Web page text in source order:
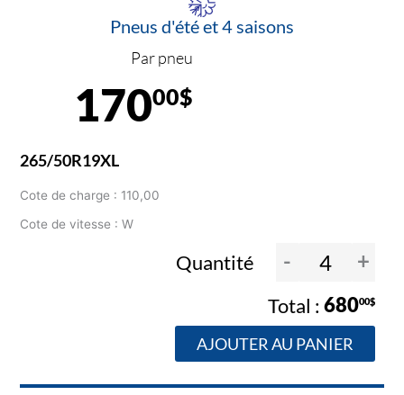
Pneus d'été et 4 saisons
Par pneu
17000$
265/50R19XL
Cote de charge : 110,00
Cote de vitesse : W
Quantité - +
68000$
AJOUTER AU PANIER